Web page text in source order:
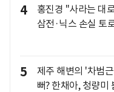
4
홍진경 "사라는 대
삼전·닉스 손실 토
5
제주 해변의 '차범
뻐? 한채아, 청량미